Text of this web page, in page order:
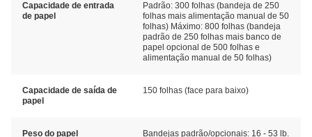
Capacidade de entrada
de papel
Padrão: 300 folhas (bandeja de 250
folhas mais alimentação manual de 50
folhas) Máximo: 800 folhas (bandeja
padrão de 250 folhas mais banco de
papel opcional de 500 folhas e
alimentação manual de 50 folhas)
Capacidade de saída de
papel
150 folhas (face para baixo)
Peso do papel
Bandejas padrão/opcionais: 16 - 53 lb.